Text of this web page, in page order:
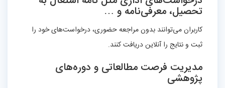
تحصیل، معرفی‌نامه و …
کاربران می‌توانند بدون مراجعه حضوری، درخواست‌های خود را
ثبت و نتایج را آنلاین دریافت کنند.
مدیریت فرصت مطالعاتی و دوره‌های
پژوهشی